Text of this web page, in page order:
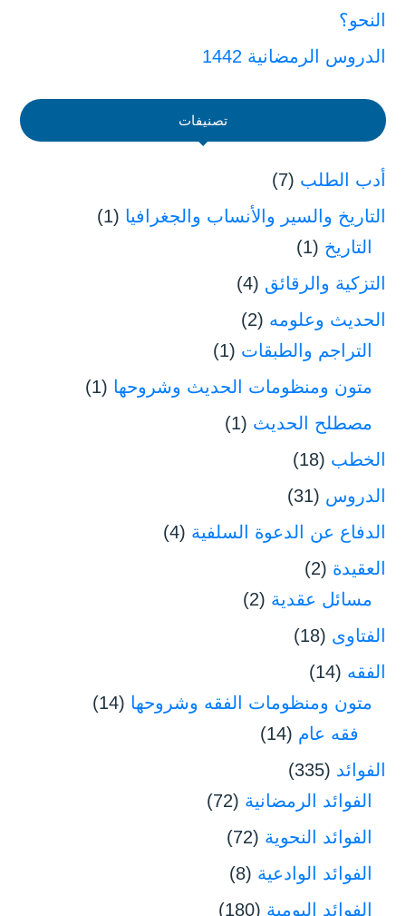
النحو؟
الدروس الرمضانية 1442
تصنيفات
أدب الطلب (7)
التاريخ والسير والأنساب والجغرافيا (1)
التاريخ (1)
التزكية والرقائق (4)
الحديث وعلومه (2)
التراجم والطبقات (1)
متون ومنظومات الحديث وشروحها (1)
مصطلح الحديث (1)
الخطب (18)
الدروس (31)
الدفاع عن الدعوة السلفية (4)
العقيدة (2)
مسائل عقدية (2)
الفتاوى (18)
الفقه (14)
متون ومنظومات الفقه وشروحها (14)
فقه عام (14)
الفوائد (335)
الفوائد الرمضانية (72)
الفوائد النحوية (72)
الفوائد الوادعية (8)
الفوائد اليومية (180)